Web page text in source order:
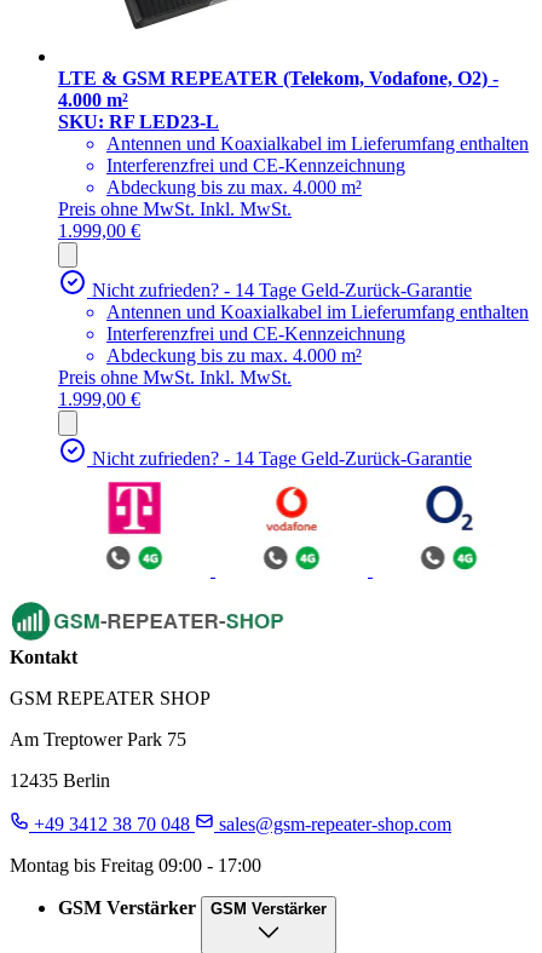
LTE & GSM REPEATER (Telekom, Vodafone, O2) -
4.000 m²
SKU: RF LED23-L
Antennen und Koaxialkabel im Lieferumfang enthalten
Interferenzfrei und CE-Kennzeichnung
Abdeckung bis zu max. 4.000 m²
Preis ohne MwSt. Inkl. MwSt.
1.999,00 €
Nicht zufrieden? - 14 Tage Geld-Zurück-Garantie
Antennen und Koaxialkabel im Lieferumfang enthalten
Interferenzfrei und CE-Kennzeichnung
Abdeckung bis zu max. 4.000 m²
Preis ohne MwSt. Inkl. MwSt.
1.999,00 €
Nicht zufrieden? - 14 Tage Geld-Zurück-Garantie
Kontakt
GSM REPEATER SHOP
Am Treptower Park 75
12435 Berlin
+49 3412 38 70 048
sales@gsm-repeater-shop.com
Montag bis Freitag 09:00 - 17:00
GSM Verstärker GSM Verstärker